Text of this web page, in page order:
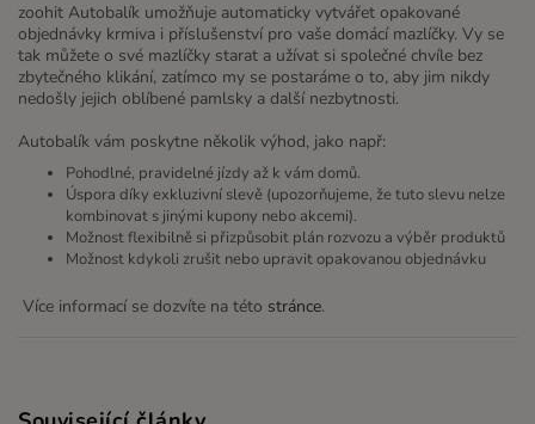
zoohit Autobalík umožňuje automaticky vytvářet opakované
objednávky krmiva i příslušenství pro vaše domácí mazlíčky. Vy se
tak můžete o své mazlíčky starat a užívat si společné chvíle bez
zbytečného klikání, zatímco my se postaráme o to, aby jim nikdy
nedošly jejich oblíbené pamlsky a další nezbytnosti.
Autobalík vám poskytne několik výhod, jako např:
Pohodlné, pravidelné jízdy až k vám domů.
Úspora díky exkluzivní slevě (upozorňujeme, že tuto slevu nelze
kombinovat s jinými kupony nebo akcemi).
Možnost flexibilně si přizpůsobit plán rozvozu a výběr produktů
Možnost kdykoli zrušit nebo upravit opakovanou objednávku
Více informací se dozvíte na této stránce.